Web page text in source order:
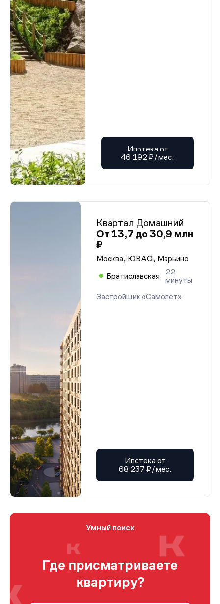
Ипотека от
46 192 ₽/мес.
Квартал Домашний
От 13,7 до 30,9 млн
₽
Москва, ЮВАО, Марьино
Братиславская
22
минуты
Застройщик «Самолет»
Ипотека от
68 237 ₽/мес.
Умный поиск
Где присматриваете
квартиру?